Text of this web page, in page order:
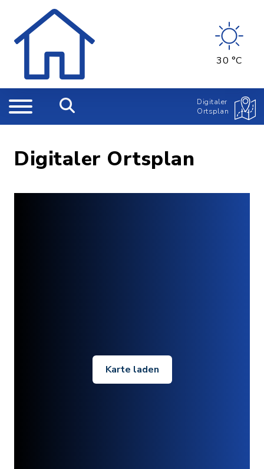
30 °C
Digitaler
Ortsplan
Digitaler Ortsplan
Karte laden